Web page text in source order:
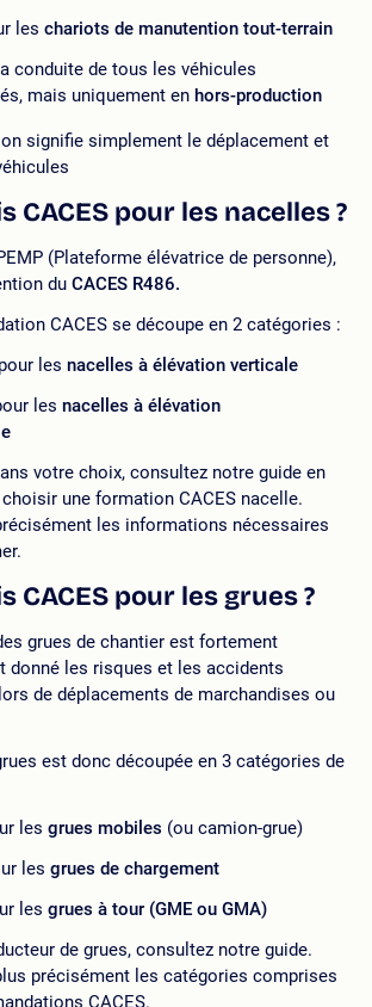
les chariots de manutention tout-terrain
conduite de tous les véhicules
mais uniquement en hors-production
signifie simplement le déplacement et
CACES pour les nacelles ?
(Plateforme élévatrice de personne),
du CACES R486.
CACES se découpe en 2 catégories :
les nacelles à élévation verticale
les nacelles à élévation
votre choix, consultez notre guide en
une formation CACES nacelle.
les informations nécessaires
CACES pour les grues ?
grues de chantier est fortement
donné les risques et les accidents
de déplacements de marchandises ou
est donc découpée en 3 catégories de
les grues mobiles (ou camion-grue)
les grues de chargement
les grues à tour (GME ou GMA)
de grues, consultez notre guide.
précisément les catégories comprises
CACES.